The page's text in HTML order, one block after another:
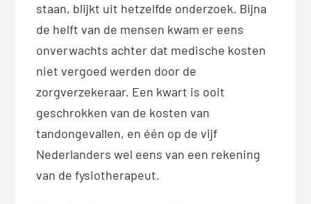
staan, blijkt uit hetzelfde onderzoek. Bijna
de helft van de mensen kwam er eens
onverwachts achter dat medische kosten
niet vergoed werden door de
zorgverzekeraar. Een kwart is ooit
geschrokken van de kosten van
tandongevallen, en één op de vijf
Nederlanders wel eens van een rekening
van de fysiotherapeut.